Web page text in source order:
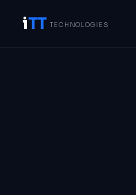
iTT TECHNOLOGIES